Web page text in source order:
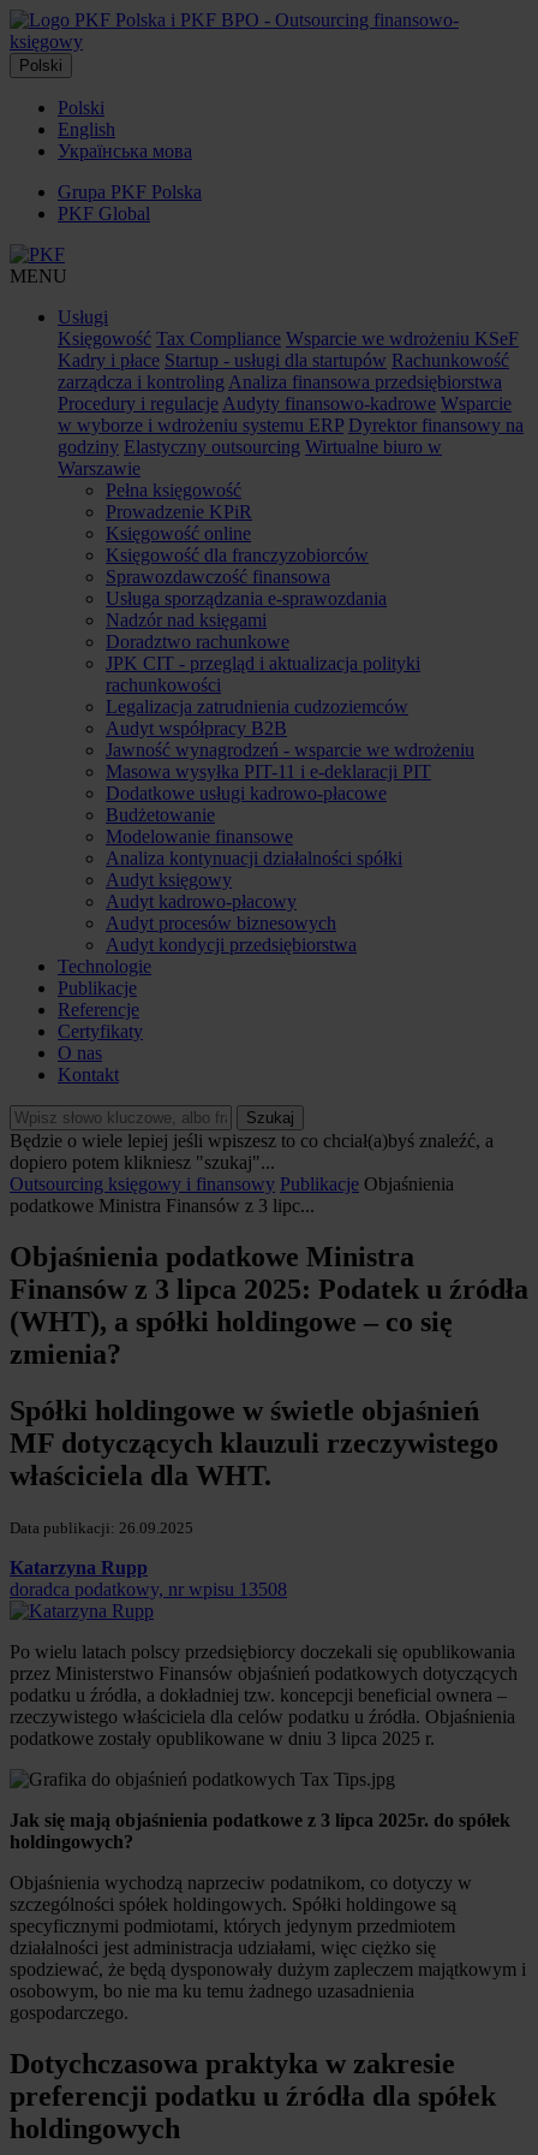
Polski
Polski
English
Українська мова
Grupa PKF Polska
PKF Global
MENU
Usługi
Księgowość Tax Compliance Wsparcie we wdrożeniu KSeF
Kadry i płace Startup - usługi dla startupów Rachunkowość
zarządcza i kontroling Analiza finansowa przedsiębiorstwa
Procedury i regulacje Audyty finansowo-kadrowe Wsparcie
w wyborze i wdrożeniu systemu ERP Dyrektor finansowy na
godziny Elastyczny outsourcing Wirtualne biuro w
Warszawie
Pełna księgowość
Prowadzenie KPiR
Księgowość online
Księgowość dla franczyzobiorców
Sprawozdawczość finansowa
Usługa sporządzania e-sprawozdania
Nadzór nad księgami
Doradztwo rachunkowe
JPK CIT - przegląd i aktualizacja polityki
rachunkowości
Legalizacja zatrudnienia cudzoziemców
Audyt współpracy B2B
Jawność wynagrodzeń - wsparcie we wdrożeniu
Masowa wysyłka PIT-11 i e-deklaracji PIT
Dodatkowe usługi kadrowo-płacowe
Budżetowanie
Modelowanie finansowe
Analiza kontynuacji działalności spółki
Audyt księgowy
Audyt kadrowo-płacowy
Audyt procesów biznesowych
Audyt kondycji przedsiębiorstwa
Technologie
Publikacje
Referencje
Certyfikaty
O nas
Kontakt
Szukaj
Będzie o wiele lepiej jeśli wpiszesz to co chciał(a)byś znaleźć, a
dopiero potem klikniesz "szukaj"...
Outsourcing księgowy i finansowy Publikacje Objaśnienia
podatkowe Ministra Finansów z 3 lipc...
Objaśnienia podatkowe Ministra
Finansów z 3 lipca 2025: Podatek u źródła
(WHT), a spółki holdingowe – co się
zmienia?
Spółki holdingowe w świetle objaśnień
MF dotyczących klauzuli rzeczywistego
właściciela dla WHT.
Data publikacji: 26.09.2025
Katarzyna Rupp
doradca podatkowy, nr wpisu 13508
Po wielu latach polscy przedsiębiorcy doczekali się opublikowania
przez Ministerstwo Finansów objaśnień podatkowych dotyczących
podatku u źródła, a dokładniej tzw. koncepcji beneficial ownera –
rzeczywistego właściciela dla celów podatku u źródła. Objaśnienia
podatkowe zostały opublikowane w dniu 3 lipca 2025 r.
Jak się mają objaśnienia podatkowe z 3 lipca 2025r. do spółek
holdingowych?
Objaśnienia wychodzą naprzeciw podatnikom, co dotyczy w
szczególności spółek holdingowych. Spółki holdingowe są
specyficznymi podmiotami, których jedynym przedmiotem
działalności jest administracja udziałami, więc ciężko się
spodziewać, że będą dysponowały dużym zapleczem majątkowym i
osobowym, bo nie ma ku temu żadnego uzasadnienia
gospodarczego.
Dotychczasowa praktyka w zakresie
preferencji podatku u źródła dla spółek
holdingowych